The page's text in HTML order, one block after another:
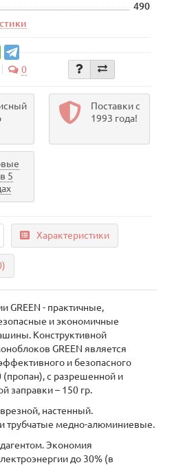
490
0
Поставки с
1993 года!
5
Характеристики
GREEN - практичные,
и экономичные
Конструктивной
GREEN является
и безопасного
(пропан), с разрешенной и
заправки – 150 гр.
настенный.
трубчатые медно-алюминиевые.
Экономия
до 30% (в